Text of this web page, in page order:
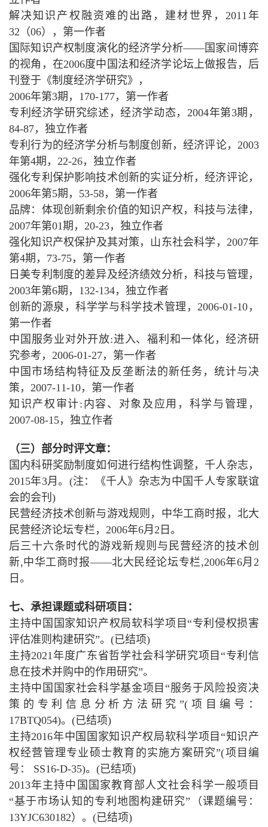
解决知识产权融资难的出路，建材世界，2011年
32（06），第一作者
国际知识产权制度演化的经济学分析——国家间博弈
的视角，在2006度中国法和经济学论坛上做报告，后
刊登于《制度经济学研究》，
2006年第3期，170-177，第一作者
专利经济学研究综述，经济学动态，2004年第3期，
84-87，独立作者
专利行为的经济学分析与制度创新，经济评论，2003
年第4期，22-26，独立作者
强化专利保护影响技术创新的实证分析，经济评论，
2006年第5期，53-58，第一作者
品牌：体现创新剩余价值的知识产权，科技与法律，
2007年第01期，20-23，独立作者
强化知识产权保护及其对策，山东社会科学，2007年
第4期，73-75，第一作者
日美专利制度的差异及经济绩效分析，科技与管理，
2003年第6期，132-134，独立作者
创新的源泉，科学学与科学技术管理，2006-01-10，
第一作者
中国服务业对外开放:进入、福利和一体化，经济研
究参考，2006-01-27，第一作者
中国市场结构特征及反垄断法的新任务，统计与决
策，2007-11-10，第一作者
知识产权审计:内容、对象及应用，科学与管理，
2007-08-15，独立作者
（三）部分时评文章：
国内科研奖励制度如何进行结构性调整，千人杂志，
2015年3月。(注：《千人》杂志为中国千人专家联谊
会的会刊)
民营经济技术创新与游戏规则，中华工商时报，北大
民营经济论坛专栏，2006年6月2日。
后三十六条时代的游戏新规则与民营经济的技术创
新,中华工商时报——北大民经论坛专栏,2006年6月2
日。
七、承担课题或科研项目：
主持中国国家知识产权局软科学项目“专利侵权损害
评估准则构建研究”。(已结项)
主持2021年度广东省哲学社会科学研究项目“专利信
息在技术并购中的作用研究”。
主持中国国家社会科学基金项目“服务于风险投资决
策的专利信息分析方法研究”(项目编号：
17BTQ054)。(已结项)
主持2016年中国国家知识产权局软科学项目“知识产
权经营管理专业硕士教育的实施方案研究”(项目编
号： SS16-D-35)。(已结项)
2013年主持中国国家教育部人文社会科学一般项目
“基于市场认知的专利地图构建研究”（课题编号：
13YJC630182）。(已结项)